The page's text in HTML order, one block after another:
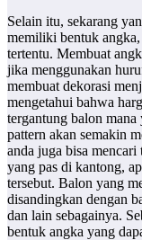
Selain itu, sekarang
memiliki bentuk
tertentu. Membuat
jika menggunakan
membuat dekorasi
mengetahui bahwa
tergantung balon
pattern akan semakin
anda juga bisa
yang pas di kantong,
tersebut. Balon yang
disandingkan dengan
dan lain sebagainya.
bentuk angka yang